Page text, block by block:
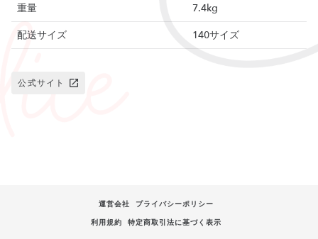
重量
7.4kg
配送サイズ
140サイズ
公式サイト
運営会社
プライバシーポリシー
利用規約
特定商取引法に基づく表示